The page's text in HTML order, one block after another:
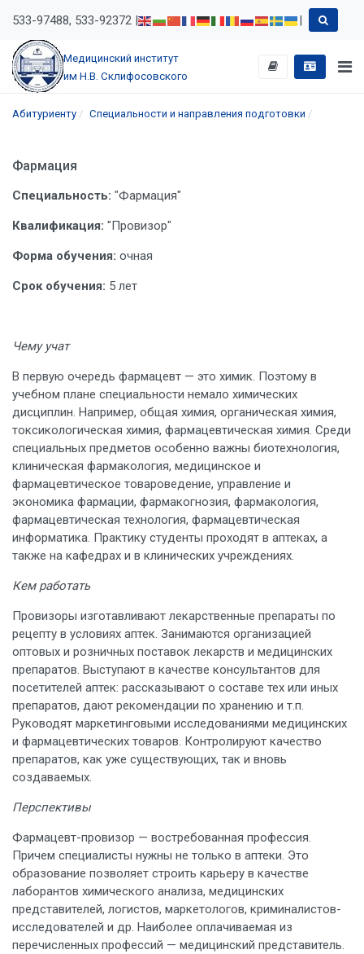
533-97488, 533-92372 | |
Медицинский институт
им Н.В. Склифосовского
Абитуриенту Специальности и направления подготовки
Фармация
Специальность: "Фармация"
Квалификация: "Провизор"
Форма обучения: очная
Срок обучения: 5 лет
Чему учат
В первую очередь фармацевт — это химик. Поэтому в
учебном плане специальности немало химических
дисциплин. Например, общая химия, органическая химия,
токсикологическая химия, фармацевтическая химия. Среди
специальных предметов особенно важны биотехнология,
клиническая фармакология, медицинское и
фармацевтическое товароведение, управление и
экономика фармации, фармакогнозия, фармакология,
фармацевтическая технология, фармацевтическая
информатика. Практику студенты проходят в аптеках, а
также на кафедрах и в клинических учреждениях.
Кем работать
Провизоры изготавливают лекарственные препараты по
рецепту в условиях аптек. Занимаются организацией
оптовых и розничных поставок лекарств и медицинских
препаратов. Выступают в качестве консультантов для
посетителей аптек: рассказывают о составе тех или иных
препаратов, дают рекомендации по хранению и т.п.
Руководят маркетинговыми исследованиями медицинских
и фармацевтических товаров. Контролируют качество
препаратов, как уже существующих, так и вновь
создаваемых.
Перспективы
Фармацевт-провизор — востребованная профессия.
Причем специалисты нужны не только в аптеки. Это
образование позволяет строить карьеру в качестве
лаборантов химического анализа, медицинских
представителей, логистов, маркетологов, криминалистов-
исследователей и др. Наиболее оплачиваемая из
перечисленных профессий — медицинский представитель.